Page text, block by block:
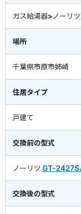
ガス給湯器>ノーリ
場所
千葉県市原市姉崎
住居タイプ
戸建て
交換前の型式
ノーリツ GT-
交換後の型式